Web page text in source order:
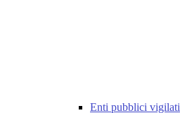
Enti pubblici vigilati